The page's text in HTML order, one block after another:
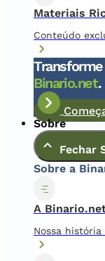
Materiais
Conteúdo
Binario.net.
Sobre
Fechar
Sobre a
A
Nossa história